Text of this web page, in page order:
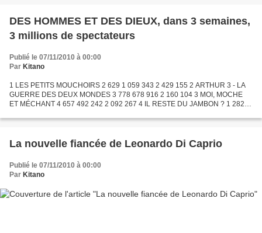
DES HOMMES ET DES DIEUX, dans 3 semaines,
3 millions de spectateurs
Publié le 07/11/2010 à 00:00
Par Kitano
1 LES PETITS MOUCHOIRS 2 629 1 059 343 2 429 155 2 ARTHUR 3 - LA
GUERRE DES DEUX MONDES 3 778 678 916 2 160 104 3 MOI, MOCHE
ET MÉCHANT 4 657 492 242 2 092 267 4 IL RESTE DU JAMBON ? 1 282
GARDIENS...
La nouvelle fiancée de Leonardo Di Caprio
Publié le 07/11/2010 à 00:00
Par Kitano